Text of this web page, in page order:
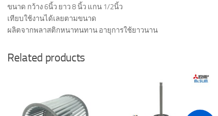
ขนาด กว้าง 6นิ้ว ยาว 8 นิ้ว แกน 1/2นิ้ว
เทียบใช้งานได้เลยตามขนาด
ผลิตจากพลาสติกหนาทนทาน อายุการใช้ยาวนาน
Related products